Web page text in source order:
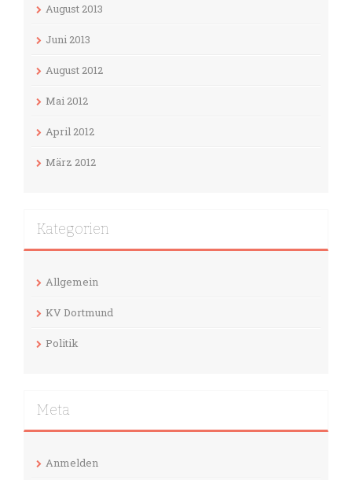
August 2013
Juni 2013
August 2012
Mai 2012
April 2012
März 2012
Kategorien
Allgemein
KV Dortmund
Politik
Meta
Anmelden